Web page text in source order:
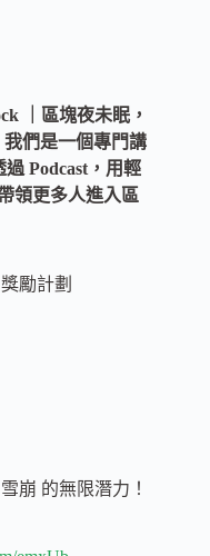
｜區塊夜未眠，
我們是一個專門講
Podcast，用輕
領更多人進入區
勵計劃
崩 的無限潛力！